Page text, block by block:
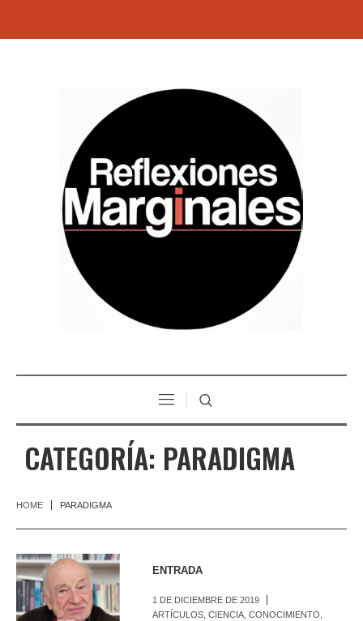
CATEGORÍA: PARADIGMA
HOME PARADIGMA
ENTRADA
1 DE DICIEMBRE DE 2019
ARTÍCULOS ,CIENCIA ,CONOCIMIENTO